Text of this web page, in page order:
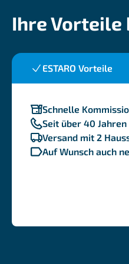
Ihre Vorteile
ESTARO Vorteile
Schnelle
Seit über 40
Versand mit 2
Auf Wunsch auch